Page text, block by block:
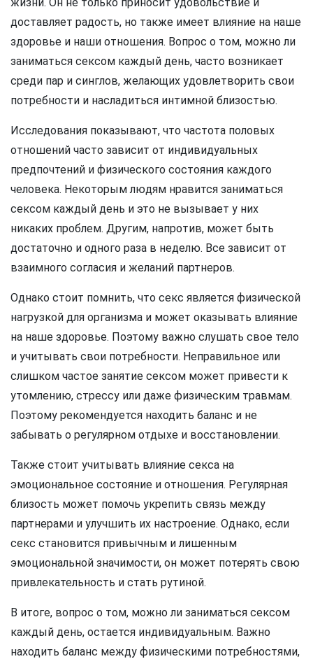
доставляет радость, но также имеет влияние на наше
здоровье и наши отношения. Вопрос о том, можно ли
заниматься сексом каждый день, часто возникает
среди пар и синглов, желающих удовлетворить свои
потребности и насладиться интимной близостью.
Исследования показывают, что частота половых
отношений часто зависит от индивидуальных
предпочтений и физического состояния каждого
человека. Некоторым людям нравится заниматься
сексом каждый день и это не вызывает у них
никаких проблем. Другим, напротив, может быть
достаточно и одного раза в неделю. Все зависит от
взаимного согласия и желаний партнеров.
Однако стоит помнить, что секс является физической
нагрузкой для организма и может оказывать влияние
на наше здоровье. Поэтому важно слушать свое тело
и учитывать свои потребности. Неправильное или
слишком частое занятие сексом может привести к
утомлению, стрессу или даже физическим травмам.
Поэтому рекомендуется находить баланс и не
забывать о регулярном отдыхе и восстановлении.
Также стоит учитывать влияние секса на
эмоциональное состояние и отношения. Регулярная
близость может помочь укрепить связь между
партнерами и улучшить их настроение. Однако, если
секс становится привычным и лишенным
эмоциональной значимости, он может потерять свою
привлекательность и стать рутиной.
В итоге, вопрос о том, можно ли заниматься сексом
каждый день, остается индивидуальным. Важно
находить баланс между физическими потребностями,